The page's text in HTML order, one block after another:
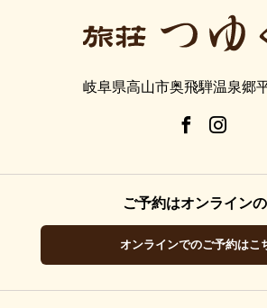
岐阜県高山市奥飛騨温泉郷
ご予約はオンライン
オンラインでのご予約はこ